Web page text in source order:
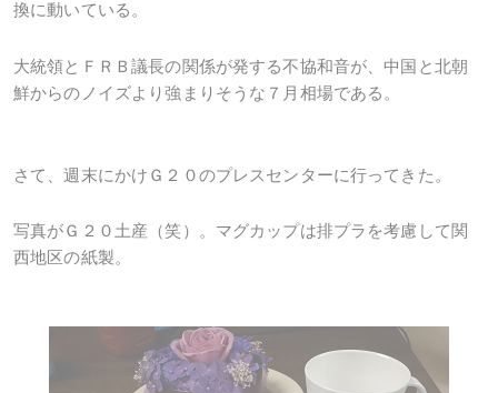
換に動いている。
大統領とＦＲＢ議長の関係が発する不協和音が、中国と北朝
鮮からのノイズより強まりそうな７月相場である。
さて、週末にかけＧ２０のプレスセンターに行ってきた。
写真がＧ２０土産（笑）。マグカップは排プラを考慮して関
西地区の紙製。